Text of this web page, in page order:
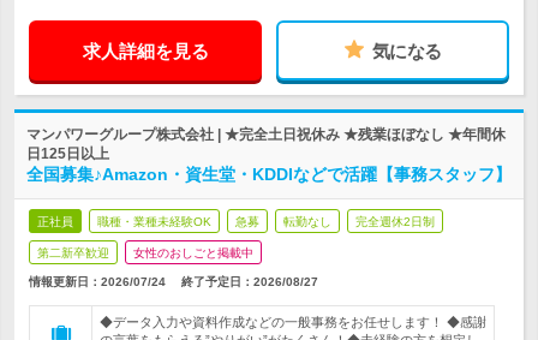
求人詳細を見る 気になる
マンパワーグループ株式会社 | ★完全土日祝休み ★残業ほぼなし ★年間休
日125日以上
全国募集♪Amazon・資生堂・KDDIなどで活躍【事務スタッフ】
正社員 職種・業種未経験OK 急募 転勤なし 完全週休2日制
第二新卒歓迎 女性のおしごと掲載中
情報更新日：2026/07/24 終了予定日： 2026/08/27
◆データ入力や資料作成などの一般事務をお任せします！ ◆感謝